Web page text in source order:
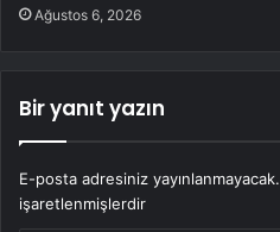
Ağustos 6, 2026
Bir yanıt yazın
E-posta adresiniz yayınlanmayacak.
işaretlenmişlerdir